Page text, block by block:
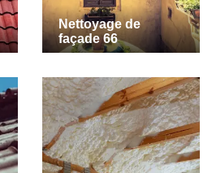
Nettoyage de
façade 66